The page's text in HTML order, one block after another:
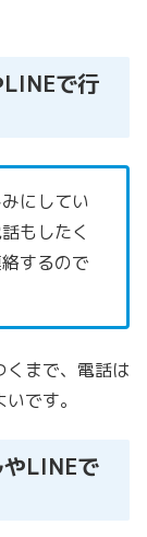
LINEで行
にしてい
もしたく
するので
くまで、電話は
です。
やLINEで